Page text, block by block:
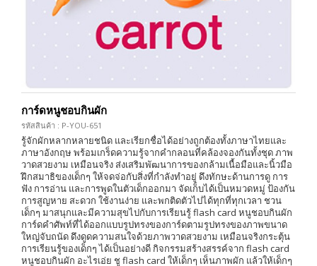
การ์ดหนูชอบกินผัก
รหัสสินค้า : P-YOU-651
รู้จักผักหลากหลายชนิด และเรียกชื่อได้อย่างถูกต้องทั้งภาษาไทยและ
ภาษาอังกฤษ พร้อมเกร็ดความรู้จากคำกลอนที่คล้องจองกันทั้งชุด ภาพ
วาดสวยงาม เหมือนจริง ส่งเสริมพัฒนาการของกล้ามเนื้อมือและนิ้วมือ
ฝึกสมาธิของเด็กๆ ให้จดจ่อกับสิ่งที่กำลังทำอยู่ ดึงทักษะด้านการดู การ
ฟัง การอ่าน และการพูดในตัวเด็กออกมา จัดเก็บได้เป็นหมวดหมู่ ป้องกัน
การสูญหาย สะดวก ใช้งานง่าย และพกติดตัวไปได้ทุกที่ทุกเวลา ชวน
เด็กๆ มาสนุกและมีความสุขไปกับการเรียนรู้ flash card หนูชอบกินผัก
การ์ดคำศัพท์ที่ได้ออกแบบรูปทรงของการ์ดตามรูปทรงของภาพขนาด
ใหญ่จับถนัด ดึงดูดความสนใจด้วยภาพวาดสวยงาม เหมือนจริงกระตุ้น
การเรียนรู้ของเด็กๆ ได้เป็นอย่างดี กิจกรรมสร้างสรรค์จาก flash card
หนูชอบกินผัก อะไรเอ่ย ชู flash card ให้เด็กๆ เห็นภาพผัก แล้วให้เด็กๆ